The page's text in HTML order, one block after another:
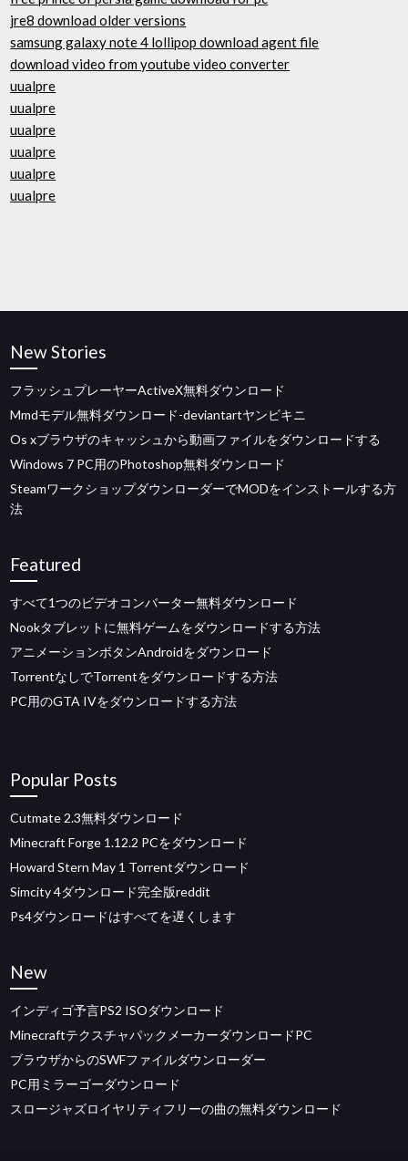
jre8 download older versions
samsung galaxy note 4 lollipop download agent file
download video from youtube video converter
uualpre
uualpre
uualpre
uualpre
uualpre
uualpre
New Stories
フラッシュプレーヤーActiveX無料ダウンロード
Mmdモデル無料ダウンロード-deviantartヤンビキニ
Os xブラウザのキャッシュから動画ファイルをダウンロードする
Windows 7 PC用のPhotoshop無料ダウンロード
SteamワークショップダウンローダーでMODをインストールする方
法
Featured
すべて1つのビデオコンバーター無料ダウンロード
Nookタブレットに無料ゲームをダウンロードする方法
アニメーションボタンAndroidをダウンロード
TorrentなしでTorrentをダウンロードする方法
PC用のGTA IVをダウンロードする方法
Popular Posts
Cutmate 2.3無料ダウンロード
Minecraft Forge 1.12.2 PCをダウンロード
Howard Stern May 1 Torrentダウンロード
Simcity 4ダウンロード完全版reddit
Ps4ダウンロードはすべてを遅くします
New
インディゴ予言PS2 ISOダウンロード
MinecraftテクスチャパックメーカーダウンロードPC
ブラウザからのSWFファイルダウンローダー
PC用ミラーゴーダウンロード
スロージャズロイヤリティフリーの曲の無料ダウンロード